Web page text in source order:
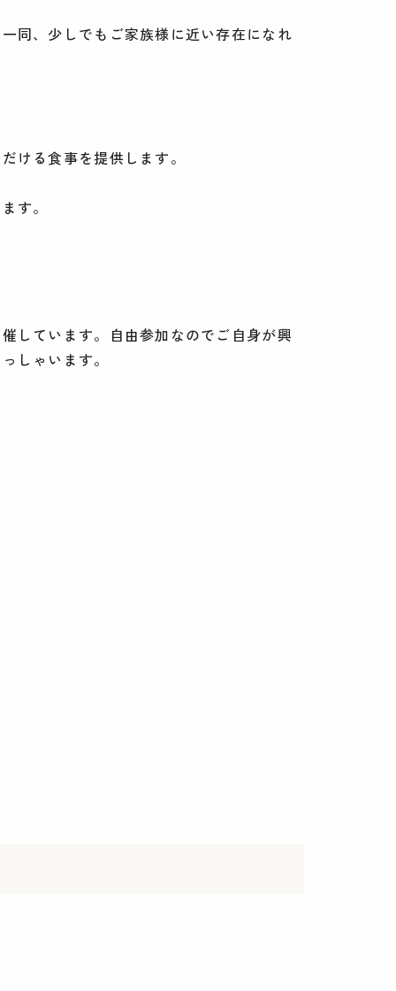
同、少しでもご家族様に近い存在になれ
ける食事を提供します。
す。
しています。自由参加なのでご自身が興
しゃいます。